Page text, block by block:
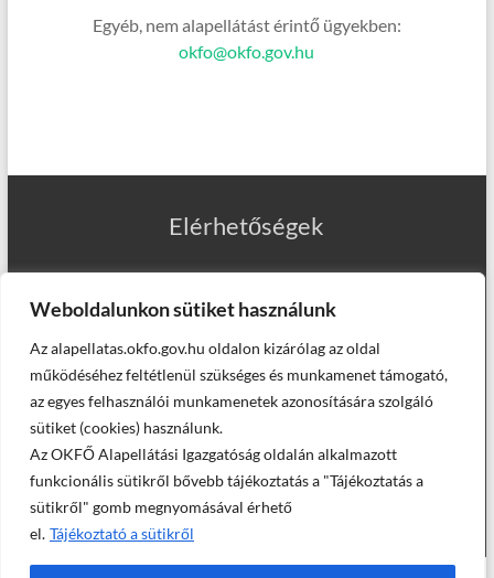
Weboldalunkon sütiket használunk
Az alapellatas.okfo.gov.hu oldalon kizárólag az oldal
működéséhez feltétlenül szükséges és munkamenet támogató,
az egyes felhasználói munkamenetek azonosítására szolgáló
sütiket (cookies) használunk.
Az OKFŐ Alapellátási Igazgatóság oldalán alkalmazott
funkcionális sütikről bővebb tájékoztatás a "Tájékoztatás a
sütikről" gomb megnyomásával érhető
el. Tájékoztató a sütikről
Egyéb, nem alapellátást érintő ügyekben:
okfo@okfo.gov.hu
Elérhetőségek
Munkatársaink
Helyettesítő háziorvosaink